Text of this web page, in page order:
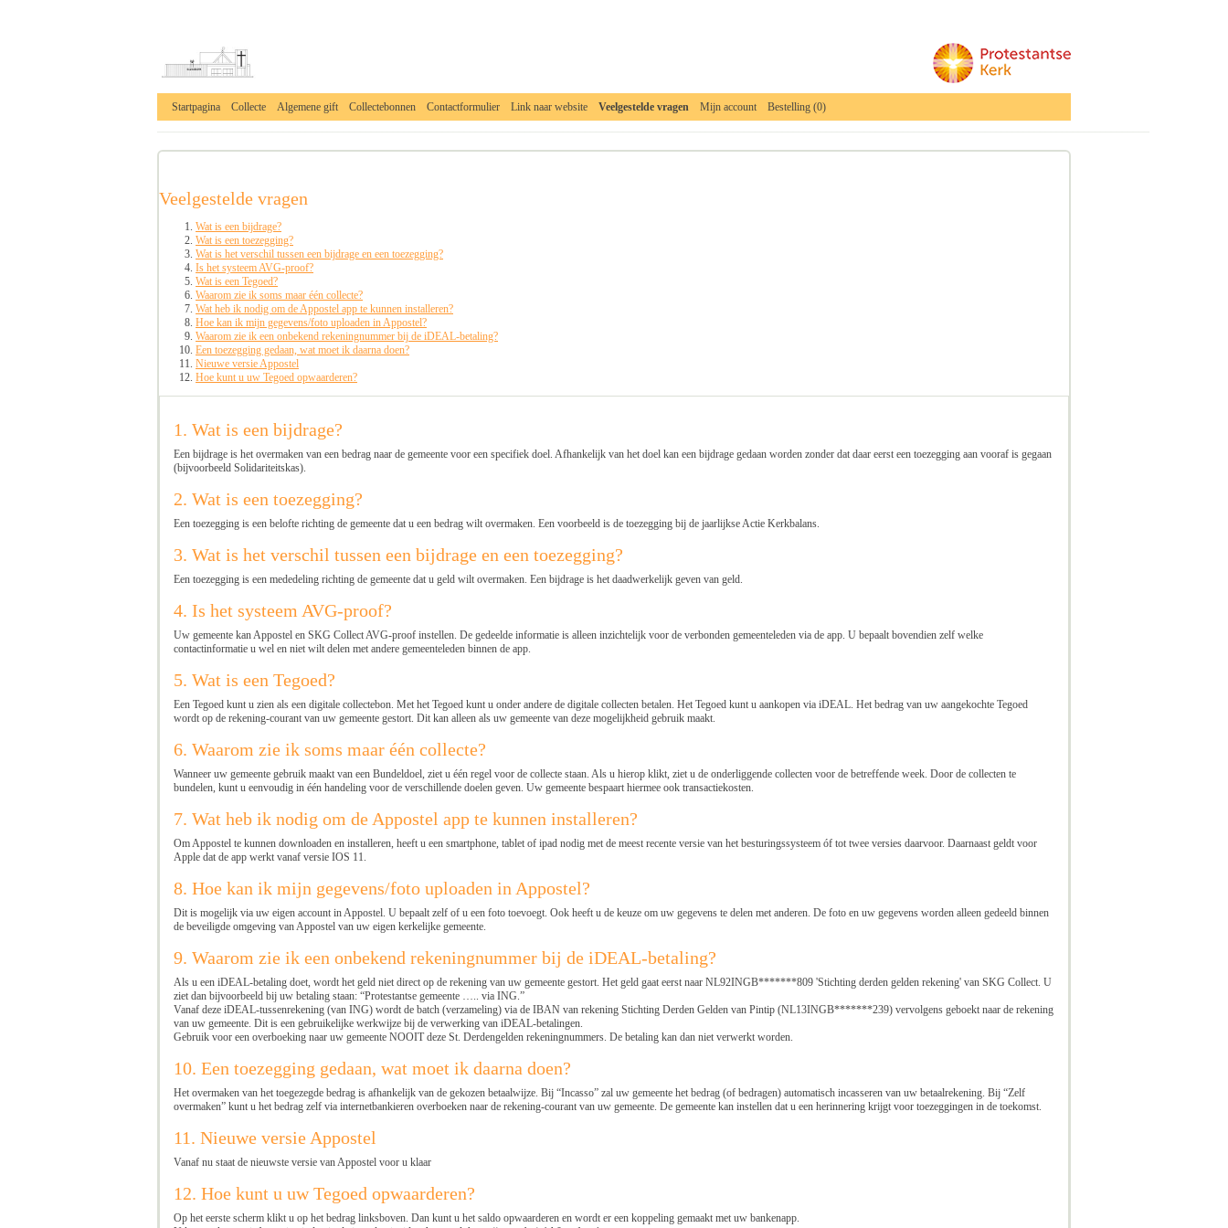
Startpagina Collecte Algemene gift Collectebonnen Contactformulier Link naar website Veelgestelde vragen Mijn account
Bestelling (0)
Veelgestelde vragen
Wat is een bijdrage?
Wat is een toezegging?
Wat is het verschil tussen een bijdrage en een toezegging?
Is het systeem AVG-proof?
Wat is een Tegoed?
Waarom zie ik soms maar één collecte?
Wat heb ik nodig om de Appostel app te kunnen installeren?
Hoe kan ik mijn gegevens/foto uploaden in Appostel?
Waarom zie ik een onbekend rekeningnummer bij de iDEAL-betaling?
Een toezegging gedaan, wat moet ik daarna doen?
Nieuwe versie Appostel
Hoe kunt u uw Tegoed opwaarderen?
1. Wat is een bijdrage?
Een bijdrage is het overmaken van een bedrag naar de gemeente voor een specifiek doel. Afhankelijk van het doel kan een bijdrage gedaan worden zonder dat daar eerst een toezegging aan vooraf is gegaan
(bijvoorbeeld Solidariteitskas).
2. Wat is een toezegging?
Een toezegging is een belofte richting de gemeente dat u een bedrag wilt overmaken. Een voorbeeld is de toezegging bij de jaarlijkse Actie Kerkbalans.
3. Wat is het verschil tussen een bijdrage en een toezegging?
Een toezegging is een mededeling richting de gemeente dat u geld wilt overmaken. Een bijdrage is het daadwerkelijk geven van geld.
4. Is het systeem AVG-proof?
Uw gemeente kan Appostel en SKG Collect AVG-proof instellen. De gedeelde informatie is alleen inzichtelijk voor de verbonden gemeenteleden via de app. U bepaalt bovendien zelf welke
contactinformatie u wel en niet wilt delen met andere gemeenteleden binnen de app.
5. Wat is een Tegoed?
Een Tegoed kunt u zien als een digitale collectebon. Met het Tegoed kunt u onder andere de digitale collecten betalen. Het Tegoed kunt u aankopen via iDEAL. Het bedrag van uw aangekochte Tegoed
wordt op de rekening-courant van uw gemeente gestort. Dit kan alleen als uw gemeente van deze mogelijkheid gebruik maakt.
6. Waarom zie ik soms maar één collecte?
Wanneer uw gemeente gebruik maakt van een Bundeldoel, ziet u één regel voor de collecte staan. Als u hierop klikt, ziet u de onderliggende collecten voor de betreffende week. Door de collecten te
bundelen, kunt u eenvoudig in één handeling voor de verschillende doelen geven. Uw gemeente bespaart hiermee ook transactiekosten.
7. Wat heb ik nodig om de Appostel app te kunnen installeren?
Om Appostel te kunnen downloaden en installeren, heeft u een smartphone, tablet of ipad nodig met de meest recente versie van het besturingssysteem óf tot twee versies daarvoor. Daarnaast geldt voor
Apple dat de app werkt vanaf versie IOS 11.
8. Hoe kan ik mijn gegevens/foto uploaden in Appostel?
Dit is mogelijk via uw eigen account in Appostel. U bepaalt zelf of u een foto toevoegt. Ook heeft u de keuze om uw gegevens te delen met anderen. De foto en uw gegevens worden alleen gedeeld binnen
de beveiligde omgeving van Appostel van uw eigen kerkelijke gemeente.
9. Waarom zie ik een onbekend rekeningnummer bij de iDEAL-betaling?
Als u een iDEAL-betaling doet, wordt het geld niet direct op de rekening van uw gemeente gestort. Het geld gaat eerst naar NL92INGB*******809 'Stichting derden gelden rekening' van SKG Collect. U
ziet dan bijvoorbeeld bij uw betaling staan: “Protestantse gemeente ….. via ING.”
Vanaf deze iDEAL-tussenrekening (van ING) wordt de batch (verzameling) via de IBAN van rekening Stichting Derden Gelden van Pintip (NL13INGB*******239) vervolgens geboekt naar de rekening
van uw gemeente. Dit is een gebruikelijke werkwijze bij de verwerking van iDEAL-betalingen.
Gebruik voor een overboeking naar uw gemeente NOOIT deze St. Derdengelden rekeningnummers. De betaling kan dan niet verwerkt worden.
10. Een toezegging gedaan, wat moet ik daarna doen?
Het overmaken van het toegezegde bedrag is afhankelijk van de gekozen betaalwijze. Bij “Incasso” zal uw gemeente het bedrag (of bedragen) automatisch incasseren van uw betaalrekening. Bij “Zelf
overmaken” kunt u het bedrag zelf via internetbankieren overboeken naar de rekening-courant van uw gemeente. De gemeente kan instellen dat u een herinnering krijgt voor toezeggingen in de toekomst.
11. Nieuwe versie Appostel
Vanaf nu staat de nieuwste versie van Appostel voor u klaar
12. Hoe kunt u uw Tegoed opwaarderen?
Op het eerste scherm klikt u op het bedrag linksboven. Dan kunt u het saldo opwaarderen en wordt er een koppeling gemaakt met uw bankenapp.